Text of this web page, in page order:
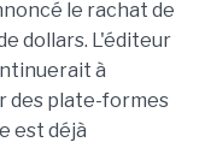
le rachat de
dollars. L'éditeur
à
des plate-formes
est déjà